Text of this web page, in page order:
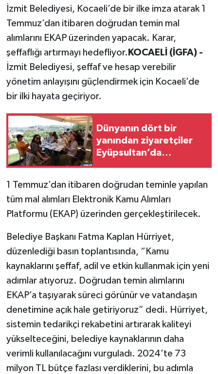
İzmit Belediyesi, Kocaeli’de bir ilke imza atarak 1
Temmuz’dan itibaren doğrudan temin mal
alımlarını EKAP üzerinden yapacak. Karar,
şeffaflığı artırmayı hedefliyor. KOCAELİ (İGFA) -
İzmit Belediyesi, şeffaf ve hesap verebilir
yönetim anlayışını güçlendirmek için Kocaeli’de
bir ilki hayata geçiriyor.
Dünyanın dört bir
yanından ziyaretçiler
Eyüpsultan’da
1 Temmuz’dan itibaren doğrudan teminle yapılan
tüm mal alımları Elektronik Kamu Alımları
Platformu (EKAP) üzerinden gerçekleştirilecek.
Belediye Başkanı Fatma Kaplan Hürriyet,
düzenlediği basın toplantısında, “Kamu
kaynaklarını şeffaf, adil ve etkin kullanmak için yeni
adımlar atıyoruz. Doğrudan temin alımlarını
EKAP’a taşıyarak süreci görünür ve vatandaşın
denetimine açık hale getiriyoruz” dedi. Hürriyet,
sistemin tedarikçi rekabetini artırarak kaliteyi
yükselteceğini, belediye kaynaklarının daha
verimli kullanılacağını vurguladı. 2024’te 73
milyon TL bütçe fazlası verdiklerini, bu adımla